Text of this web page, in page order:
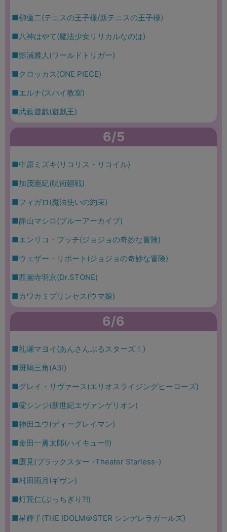
■柳蓮二(テニスの王子様/新テニスの王子様)
■八神はやて(魔法少女リリカルなのは)
■影浦雅人(ワールドトリガー)
■クロッカス(ONE PIECE)
■エルナ(スパイ教室)
■武藤遊戯(遊戯王)
6/5
■中原ミズキ(リコリス・リコイル)
■加茂憲紀(呪術廻戦)
■フィガロ(魔法使いの約束)
■静山マシロ(ブルーアーカイブ)
■エンリコ・プッチ(ジョジョの奇妙な冒険)
■ウェザー・リポート(ジョジョの奇妙な冒険)
■西園寺羽京(Dr.STONE)
■カワカミプリンセス(ウマ娘)
6/6
■礼瀬マヨイ(あんさんぶるスターズ！)
■斑鳩三角(A3!)
■グレイ・リヴァース(エリオスライジングヒーローズ)
■碇シンジ(新世紀エヴァンゲリオン)
■神田ユウ(ディーグレイマン)
■金田一勇太郎(ハイキュー!!)
■鷹見(ブラックスター -Theater Starless-)
■村田雨月(ギヴン)
■灯荒仁(ぶっちぎり?!)
■星輝子(THE IDOLM＠STER シンデレラガールズ)